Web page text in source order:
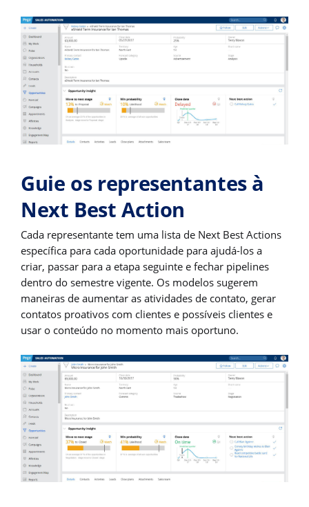
Guie os representantes à
Next Best Action
Cada representante tem uma lista de Next Best Actions
específica para cada oportunidade para ajudá-los a
criar, passar para a etapa seguinte e fechar pipelines
dentro do semestre vigente. Os modelos sugerem
maneiras de aumentar as atividades de contato, gerar
contatos proativos com clientes e possíveis clientes e
usar o conteúdo no momento mais oportuno.